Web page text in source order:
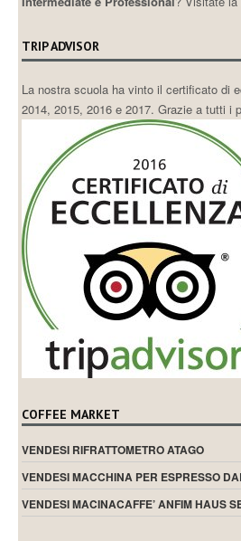
in un bar con il piede giusto? Corso
Volete lavorare come tostatori e
torrefazione e miscelazione?Corso
Puntate alle gare di barista e volete
con il capuccino?Corso
latte art e cappuccino decorato!
Volete scoprire i nuovi metodi di
Volete entrare nel mondo
cupping? Il corso diassaggio
Siete interessati alle
skill, Brewing, Roasting, Sensory e
Intermediate e Professional? Visitate
TRIP ADVISOR
La nostra scuola ha vinto il certificato di
2014, 2015, 2016 e 2017. Grazie a tutti i